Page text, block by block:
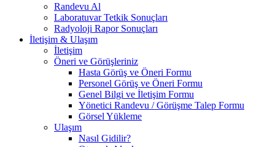
Randevu Al
Laboratuvar Tetkik Sonuçları
Radyoloji Rapor Sonuçları
İletişim & Ulaşım
İletişim
Öneri ve Görüşleriniz
Hasta Görüş ve Öneri Formu
Personel Görüş ve Öneri Formu
Genel Bilgi ve İletişim Formu
Yönetici Randevu / Görüşme Talep Formu
Görsel Yükleme
Ulaşım
Nasıl Gidilir?